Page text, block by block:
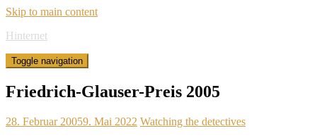
Skip to main content
Hinternet
Toggle navigation
Friedrich-Glauser-Preis 2005
28. Februar 20059. Mai 2022 Watching the detectives